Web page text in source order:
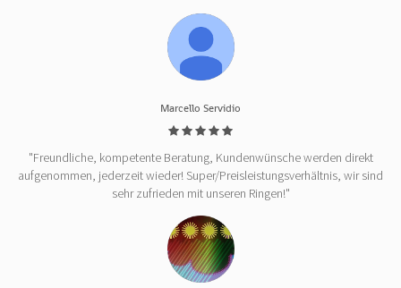
Marcello Servidio
"Freundliche, kompetente Beratung, Kundenwünsche werden direkt
aufgenommen, jederzeit wieder! Super/Preisleistungsverhältnis, wir sind
sehr zufrieden mit unseren Ringen!"